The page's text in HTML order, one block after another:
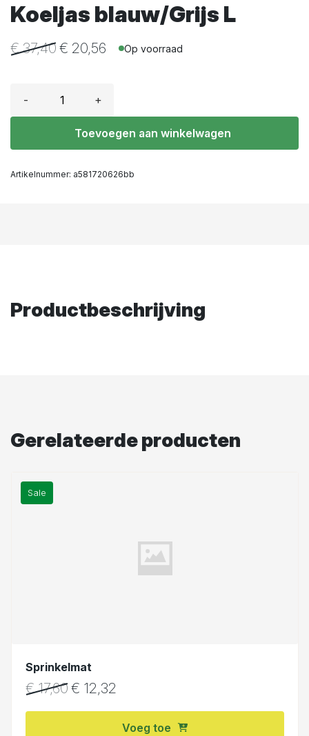
Koeljas blauw/Grijs L
€37,40 € 20,56 Op voorraad
- +
Toevoegen aan winkelwagen
Artikelnummer: a581720626bb
Productbeschrijving
Gerelateerde producten
Sale
Sprinkelmat
€17,60 € 12,32
Voeg toe